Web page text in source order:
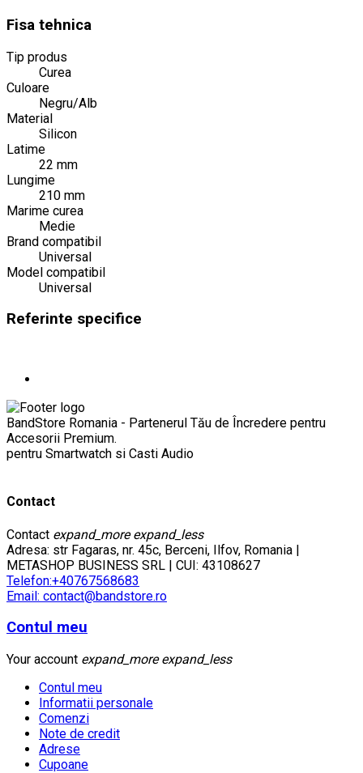
Fisa tehnica
Tip produs
Curea
Culoare
Negru/Alb
Material
Silicon
Latime
22 mm
Lungime
210 mm
Marime curea
Medie
Brand compatibil
Universal
Model compatibil
Universal
Referinte specifice
BandStore Romania - Partenerul Tău de Încredere pentru
Accesorii Premium.
pentru Smartwatch si Casti Audio
Contact
Contact expand_more expand_less
Adresa: str Fagaras, nr. 45c, Berceni, Ilfov, Romania |
METASHOP BUSINESS SRL | CUI: 43108627
Telefon:+40767568683
Email: contact@bandstore.ro
Contul meu
Your account expand_more expand_less
Contul meu
Informatii personale
Comenzi
Note de credit
Adrese
Cupoane